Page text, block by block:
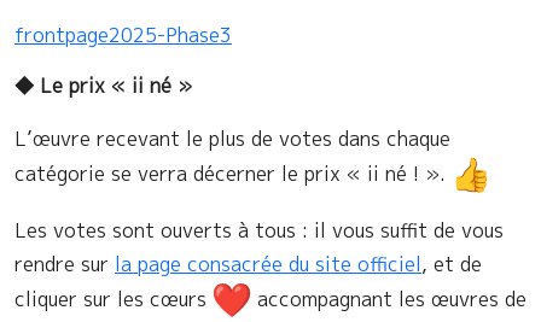
frontpage2025-Phase3
◆ Le prix « ii né »
L’œuvre recevant le plus de votes dans chaque
catégorie se verra décerner le prix « ii né ! ».
Les votes sont ouverts à tous : il vous suffit de vous
rendre sur la page consacrée du site officiel, et de
cliquer sur les cœurs
accompagnant les œuvres de